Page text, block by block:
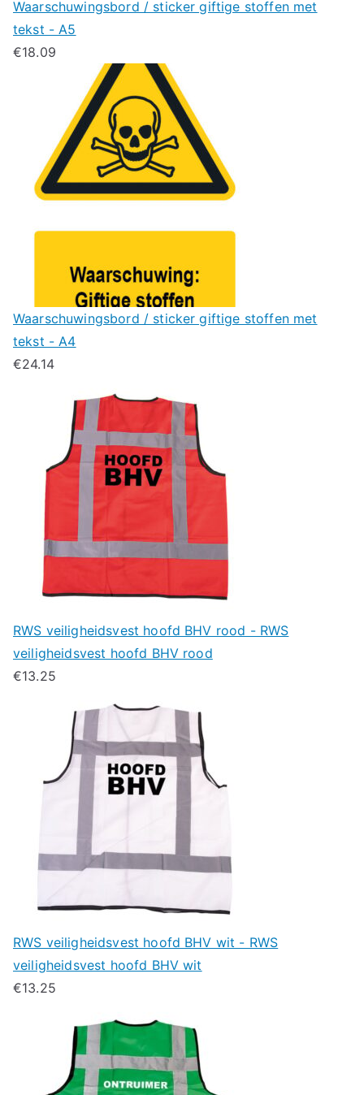
Waarschuwingsbord / sticker giftige stoffen met
tekst - A5
€18.09
Waarschuwingsbord / sticker giftige stoffen met
tekst - A4
€24.14
RWS veiligheidsvest hoofd BHV rood - RWS
veiligheidsvest hoofd BHV rood
€13.25
RWS veiligheidsvest hoofd BHV wit - RWS
veiligheidsvest hoofd BHV wit
€13.25